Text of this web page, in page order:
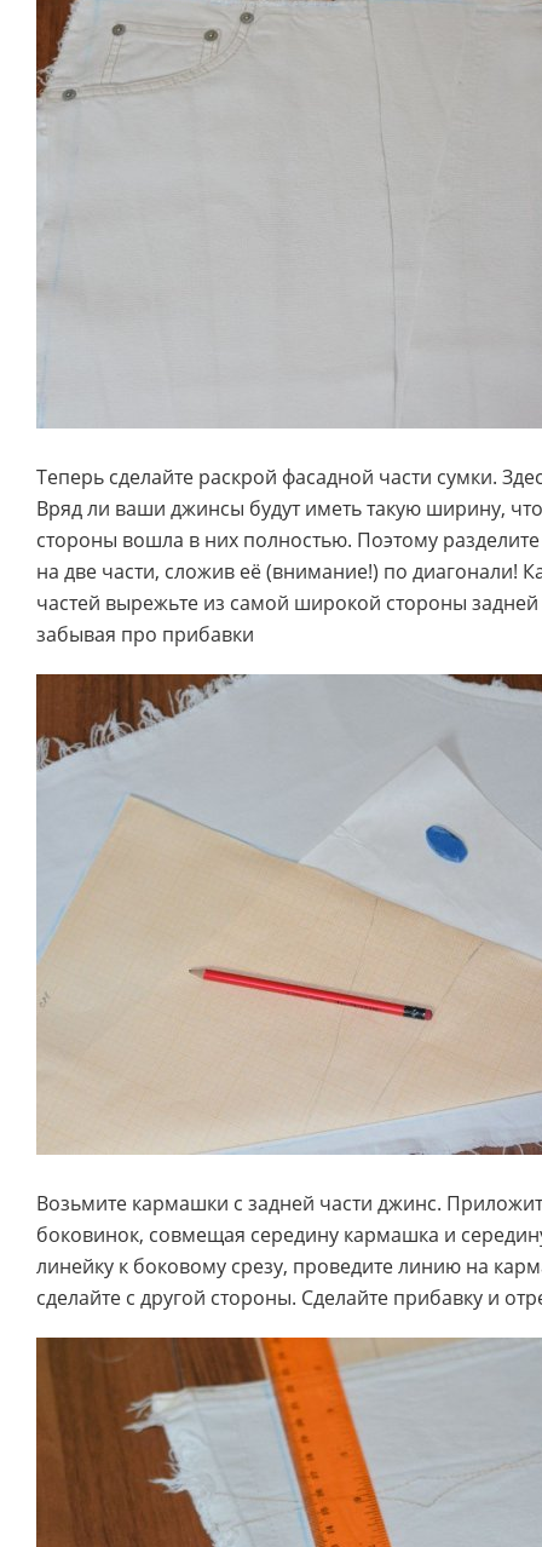
Теперь сделайте раскрой фасадной части сумки.
Вряд ли ваши джинсы будут иметь такую ширину,
стороны вошла в них полностью. Поэтому
на две части, сложив её (внимание!) по диагонали!
частей вырежьте из самой широкой стороны
забывая про прибавки
Возьмите кармашки с задней части джинс.
боковинок, совмещая середину кармашка и
линейку к боковому срезу, проведите линию на
сделайте с другой стороны. Сделайте прибавку и